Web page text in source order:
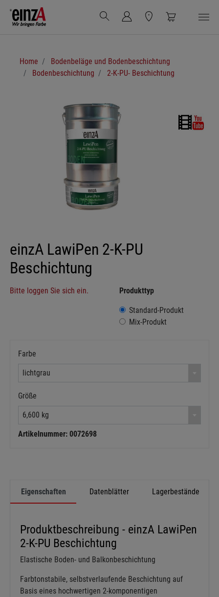
Zum Hauptinhalt springen
Home
Bodenbeläge und Bodenbeschichtung
Bodenbeschichtung
2-K-PU- Beschichtung
einzA LawiPen 2-K-PU
Beschichtung
Bitte loggen Sie sich ein. Produkttyp
Standard-Produkt
Mix-Produkt
Farbe
lichtgrau
Größe
6,600 kg
Artikelnummer: 0072698
Eigenschaften Datenblätter Lagerbestände
Produktbeschreibung - einzA LawiPen
2-K-PU Beschichtung
Elastische Boden- und Balkonbeschichtung
Farbtonstabile, selbstverlaufende Beschichtung auf
Basis eines hochwertigen 2-komponentigen